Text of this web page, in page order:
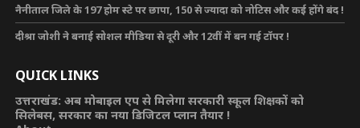
नैनीताल जिले के 197 होम स्टे पर छापा, 150 से ज्यादा को नोटिस और कई होंगे बंद !
दीश्रा जोशी ने बनाई सोशल मीडिया से दूरी और 12वीं में बन गई टॉपर !
QUICK LINKS
उत्तराखंड: अब मोबाइल एप से मिलेगा सरकारी स्कूल शिक्षकों को
सिलेबस, सरकार का नया डिजिटल प्लान तैयार !